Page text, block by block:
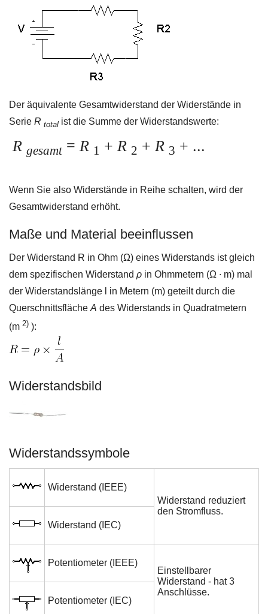
Der äquivalente Gesamtwiderstand der Widerstände in
Serie R total ist die Summe der Widerstandswerte:
R gesamt= R 1 + R 2 + R 3 + ...
Wenn Sie also Widerstände in Reihe schalten, wird der
Gesamtwiderstand erhöht.
Maße und Material beeinflussen
Der Widerstand R in Ohm (Ω) eines Widerstands ist gleich
dem spezifischen Widerstand ρ in Ohmmetern (Ω ∙ m) mal
der Widerstandslänge l in Metern (m) geteilt durch die
Querschnittsfläche A des Widerstands in Quadratmetern
(m 2) ):
Widerstandsbild
Widerstandssymbole
Widerstand (IEEE)
Widerstand reduziert
den Stromfluss.
Widerstand (IEC)
Potentiometer (IEEE)
Einstellbarer
Widerstand - hat 3
Anschlüsse.
Potentiometer (IEC)